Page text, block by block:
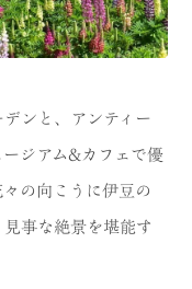
ンと、アンティー
ジアム&カフェで優
の向こうに伊豆の
事な絶景を堪能す